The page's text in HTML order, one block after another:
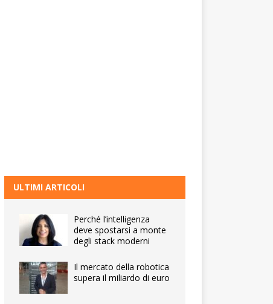
ULTIMI ARTICOLI
Perché l’intelligenza
deve spostarsi a monte
degli stack moderni
Il mercato della robotica
supera il miliardo di euro